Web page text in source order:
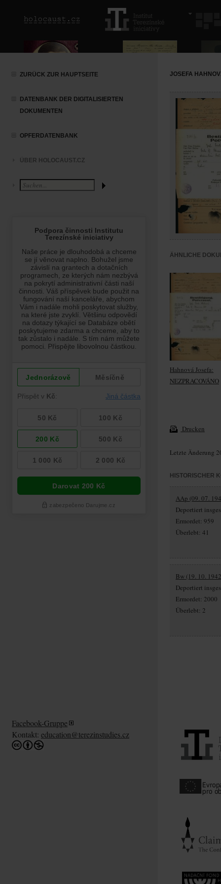
ZURÜCK ZUR HAUPTSEITE
DATENBANK DER DIGITALISIERTEN
DOKUMENTEN
OPFERDATENBANK
ÜBER HOLOCAUST.CZ
JOSEFA
ÄHNLICHE
Hahnová Josefa:
NEZPRACOVÁNO
Drucken
Letzte Änderung
HISTORISCHER
AAp (09. 07.
Deportiert
Ermordet: 959
Überlebt: 41
Bw (19. 10.
Deportiert
Ermordet: 2000
Überlebt: 2
Facebook-Gruppe
Kontakt: education@terezinstudies.cz